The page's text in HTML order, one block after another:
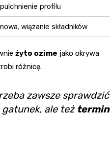
profilu
wiązanie składników
żyto ozime jako okrywa
różnicę.
zawsze sprawdzić
gatunek, ale też termin